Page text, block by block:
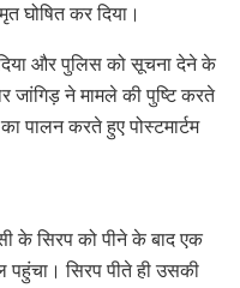
घोषित कर दिया।
और पुलिस को सूचना देने के
जांगिड़ ने मामले की पुष्टि करते
पालन करते हुए पोस्टमार्टम
के सिरप को पीने के बाद एक
पहुंचा। सिरप पीते ही उसकी